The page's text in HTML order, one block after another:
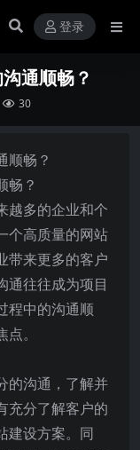
登录
通顺畅？
30
畅？
越多的企业和个
个高质量的网站
带来更多的客户
通往往成为项目
程中的沟通顺
。
的沟通，了解并
充分了解客户的
建设方案。同